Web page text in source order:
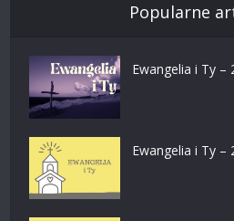
Popularne
Ewangelia i Ty –
Ewangelia i Ty –